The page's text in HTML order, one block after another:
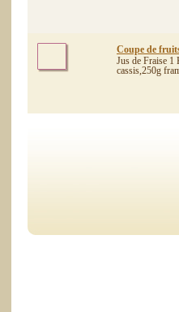
Coupe de
Jus de Fraise 1
cassis,250g